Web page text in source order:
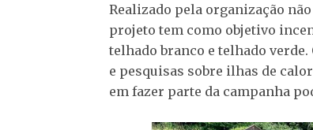
Realizado pela organização
projeto tem como objetivo
telhado branco e telhado
e pesquisas sobre ilhas de
em fazer parte da campanha